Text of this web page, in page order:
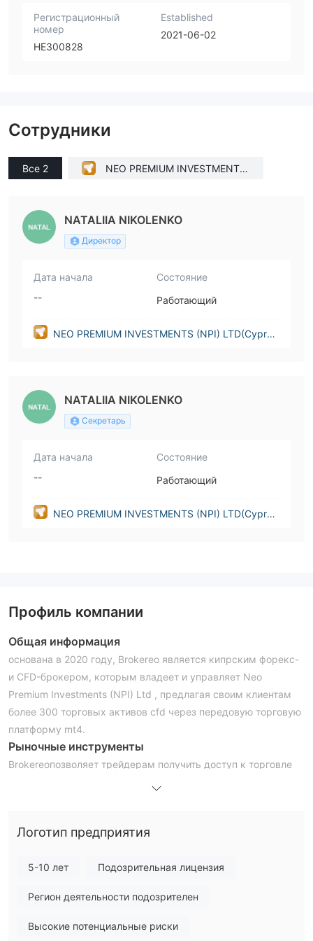
Регистрационный
номер
HE300828
Established
2021-06-02
Сотрудники
Все 2
NEO PREMIUM INVESTMENTS
NATALIIA NIKOLENKO
Директор
Дата начала
--
Состояние
Работающий
NEO PREMIUM INVESTMENTS (NPI) LTD(Cypru
NATALIIA NIKOLENKO
Секретарь
Дата начала
--
Состояние
Работающий
NEO PREMIUM INVESTMENTS (NPI) LTD(Cypru
Профиль компании
Общая информация
основана в 2020 году, Brokereo является кипрским форекс-
и CFD-брокером, которым владеет и управляет Neo
Premium Investments (NPI) Ltd , предлагая своим клиентам
более 300 торговых активов cfd через передовую торговую
платформу mt4.
Рыночные инструменты
Brokereoпозволяет трейдерам получить доступ к торговле
на платформе доступно пять торговых счетов Brokereo
профессиональные, а также исламские счета.
Торговое кредитное плечо варьируется в зависимости от
разных типов трейдеров. Максимальное торговое
Логотип предприятия
5-10 лет Подозрительная лицензия
Регион деятельности подозрителен
Высокие потенциальные риски